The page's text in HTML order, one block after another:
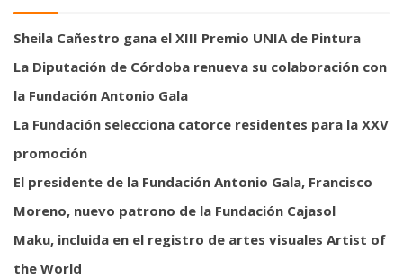
Sheila Cañestro gana el XIII Premio UNIA de Pintura
La Diputación de Córdoba renueva su colaboración con
la Fundación Antonio Gala
La Fundación selecciona catorce residentes para la XXV
promoción
El presidente de la Fundación Antonio Gala, Francisco
Moreno, nuevo patrono de la Fundación Cajasol
Maku, incluida en el registro de artes visuales Artist of
the World